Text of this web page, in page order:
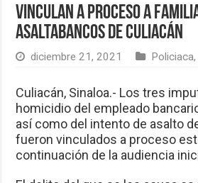
Vinculan a proceso a
asaltabancos de Culiacán
diciembre 21, 2021 Policiaca,
Culiacán, Sinaloa.- Los tres
homicidio del empleado
así como del intento de asalto
fueron vinculados a proceso
continuación de la audiencia